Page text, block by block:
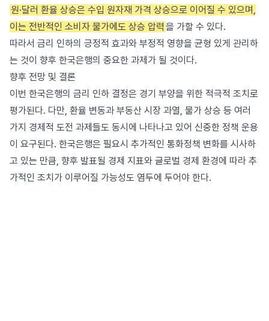
원·달러 환율 상승은 수입 원자재 가격 상승으로 이어질 수 있으며,
이는 전반적인 소비자 물가에도 상승 압력 을 가할 수 있다.
따라서 금리 인하의 긍정적 효과와 부정적 영향을 균형 있게 관리하
는 것이 향후 한국은행의 중요한 과제가 될 것이다.
향후 전망 및 결론
이번 한국은행의 금리 인하 결정은 경기 부양을 위한 적극적 조치로
평가된다. 다만, 환율 변동과 부동산 시장 과열, 물가 상승 등 여러
가지 경제적 도전 과제들도 동시에 나타나고 있어 신중한 정책 운용
이 요구된다. 한국은행은 필요시 추가적인 통화정책 변화를 시사하
고 있는 만큼, 향후 발표될 경제 지표와 글로벌 경제 환경에 따라 추
가적인 조치가 이루어질 가능성도 염두에 두어야 한다.